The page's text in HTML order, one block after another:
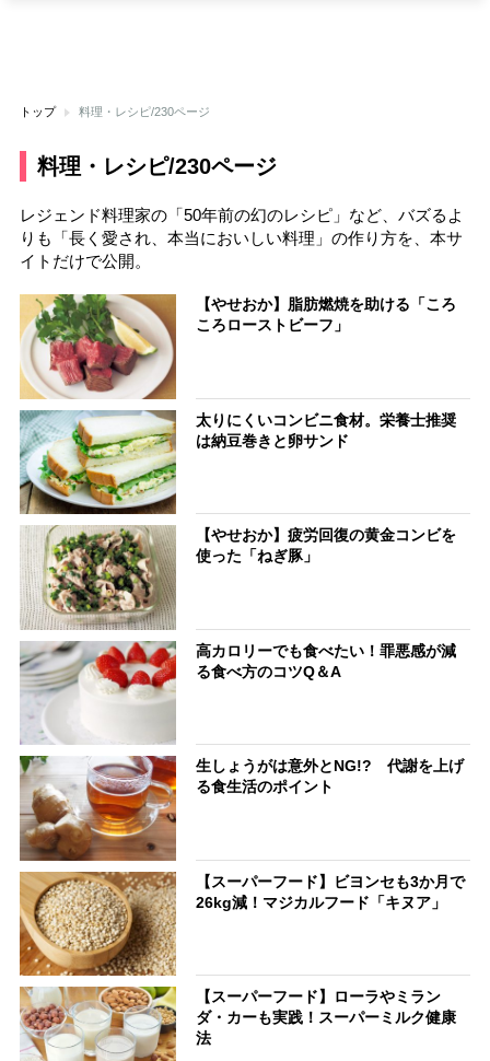
トップ 料理・レシピ/230ページ
料理・レシピ/230ページ
レジェンド料理家の「50年前の幻のレシピ」など、バズるよ
りも「長く愛され、本当においしい料理」の作り方を、本サ
イトだけで公開。
【やせおか】脂肪燃焼を助ける「ころ
ころローストビーフ」
太りにくいコンビニ食材。栄養士推奨
は納豆巻きと卵サンド
【やせおか】疲労回復の黄金コンビを
使った「ねぎ豚」
高カロリーでも食べたい！罪悪感が減
る食べ方のコツQ＆A
生しょうがは意外とNG!? 代謝を上げ
る食生活のポイント
【スーパーフード】ビヨンセも3か月で
26kg減！マジカルフード「キヌア」
【スーパーフード】ローラやミラン
ダ・カーも実践！スーパーミルク健康
法